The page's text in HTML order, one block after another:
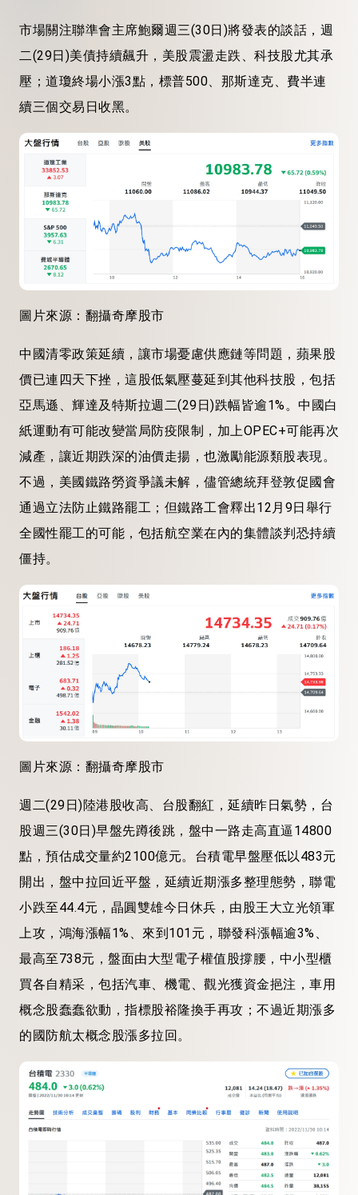
市場關注聯準會主席鮑爾週三(30日)將發表的談話，週
二(29日)美債持續飆升，美股震盪走跌、科技股尤其承
壓；道瓊終場小漲3點，標普500、那斯達克、費半連
續三個交易日收黑。
圖片來源：翻攝奇摩股市
中國清零政策延續，讓市場憂慮供應鏈等問題，蘋果股
價已連四天下挫，這股低氣壓蔓延到其他科技股，包括
亞馬遜、輝達及特斯拉週二(29日)跌幅皆逾1%。中國白
紙運動有可能改變當局防疫限制，加上OPEC+可能再次
減產，讓近期跌深的油價走揚，也激勵能源類股表現。
不過，美國鐵路勞資爭議未解，儘管總統拜登敦促國會
通過立法防止鐵路罷工；但鐵路工會釋出12月9日舉行
全國性罷工的可能，包括航空業在內的集體談判恐持續
僵持。
圖片來源：翻攝奇摩股市
週二(29日)陸港股收高、台股翻紅，延續昨日氣勢，台
股週三(30日)早盤先蹲後跳，盤中一路走高直逼14800
點，預估成交量約2100億元。台積電早盤壓低以483元
開出，盤中拉回近平盤，延續近期漲多整理態勢，聯電
小跌至44.4元，晶圓雙雄今日休兵，由股王大立光領軍
上攻，鴻海漲幅1%、來到101元，聯發科漲幅逾3%、
最高至738元，盤面由大型電子權值股撐腰，中小型櫃
買各自精采，包括汽車、機電、觀光獲資金挹注，車用
概念股蠢蠢欲動，指標股裕隆換手再攻；不過近期漲多
的國防航太概念股漲多拉回。